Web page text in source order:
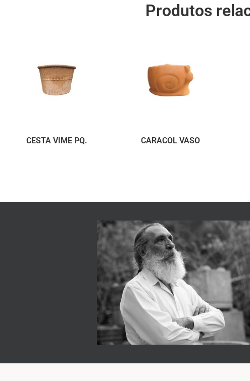
Produtos
CESTA VIME PQ. CARACOL VASO